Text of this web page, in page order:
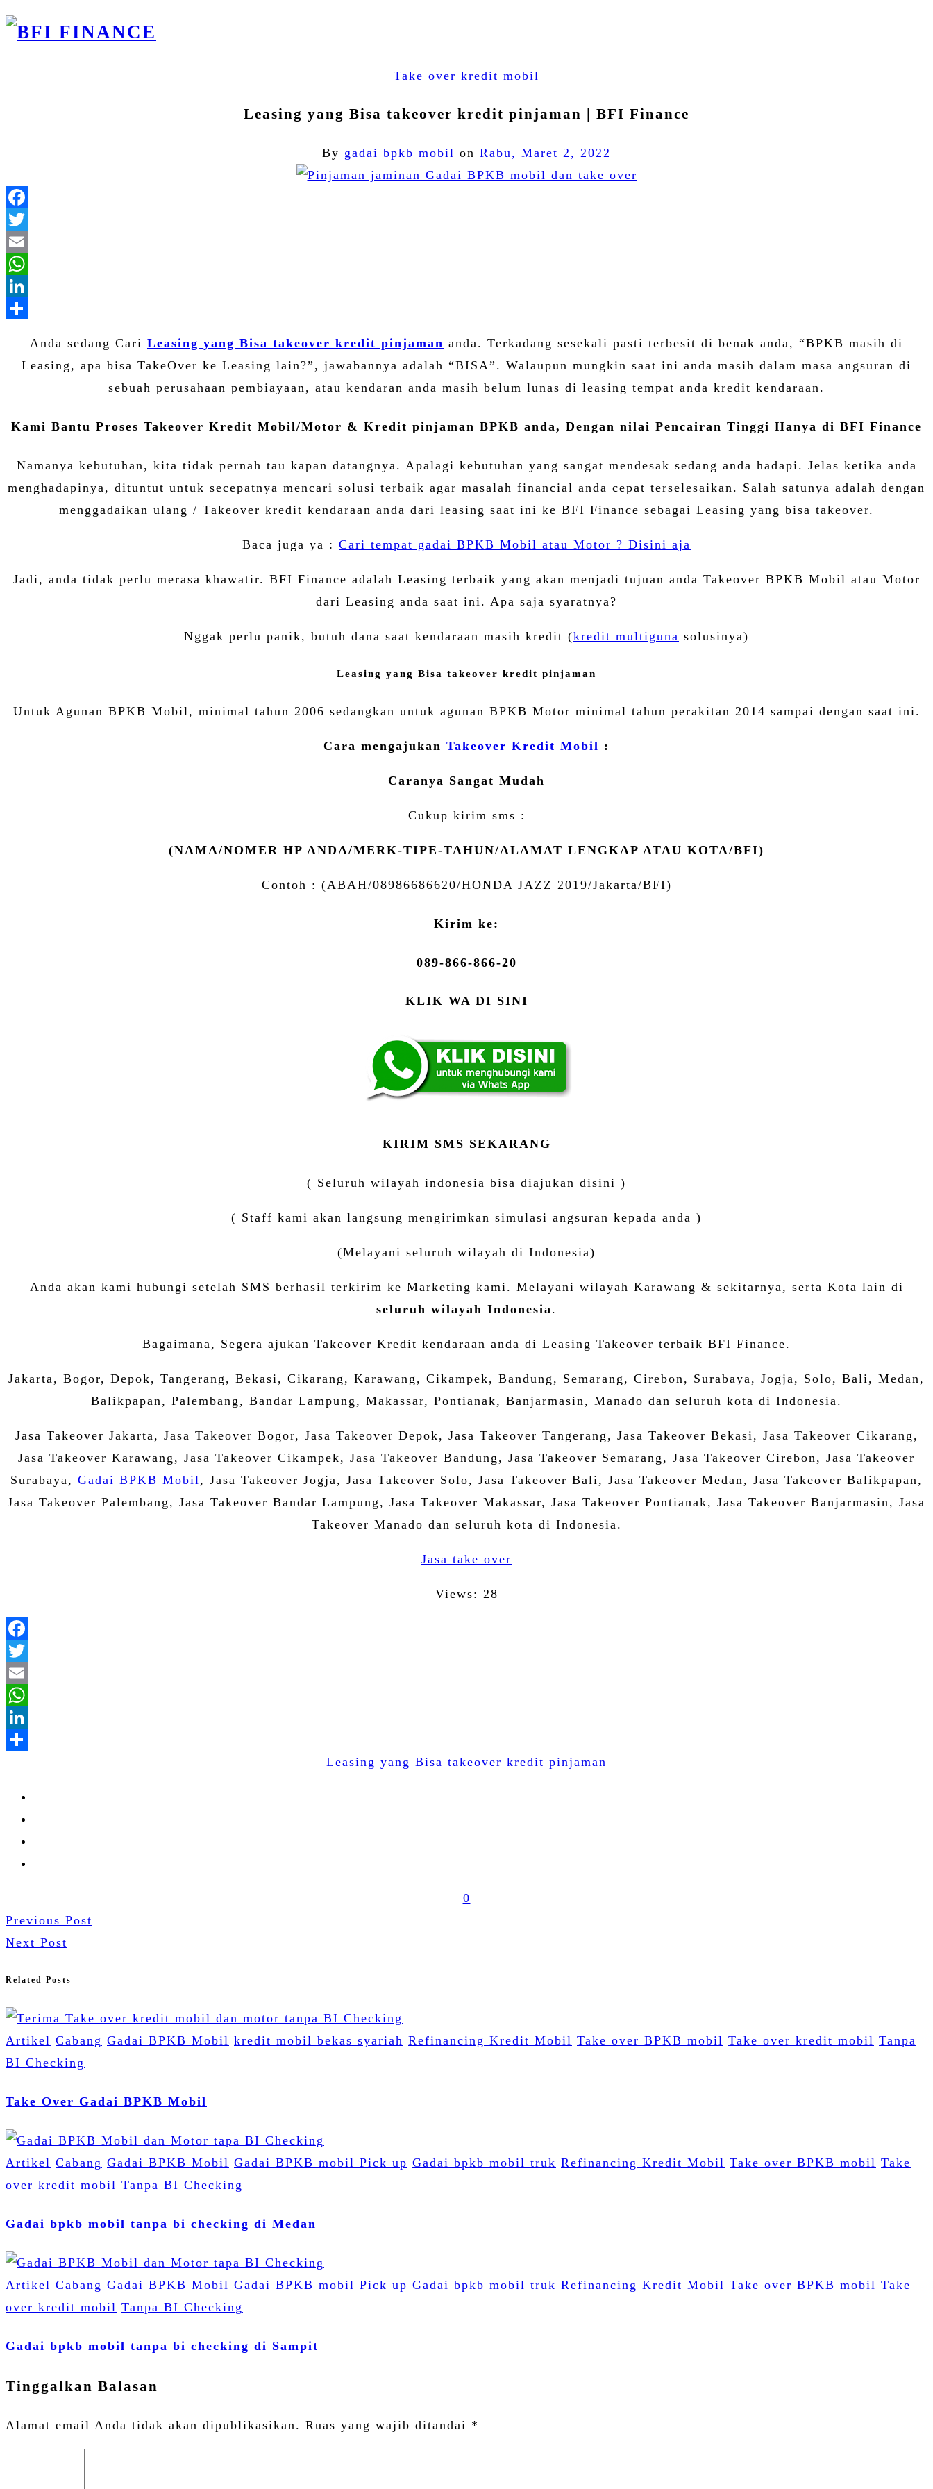
Take over kredit mobil
Leasing yang Bisa takeover kredit pinjaman | BFI Finance
By gadai bpkb mobil on Rabu, Maret 2, 2022
Anda sedang Cari Leasing yang Bisa takeover kredit pinjaman anda. Terkadang sesekali pasti terbesit di benak anda, “BPKB masih di
Leasing, apa bisa TakeOver ke Leasing lain?”, jawabannya adalah “BISA”. Walaupun mungkin saat ini anda masih dalam masa angsuran di
sebuah perusahaan pembiayaan, atau kendaran anda masih belum lunas di leasing tempat anda kredit kendaraan.
Kami Bantu Proses Takeover Kredit Mobil/Motor & Kredit pinjaman BPKB anda, Dengan nilai Pencairan Tinggi Hanya di BFI Finance
Namanya kebutuhan, kita tidak pernah tau kapan datangnya. Apalagi kebutuhan yang sangat mendesak sedang anda hadapi. Jelas ketika anda
menghadapinya, dituntut untuk secepatnya mencari solusi terbaik agar masalah financial anda cepat terselesaikan. Salah satunya adalah dengan
menggadaikan ulang / Takeover kredit kendaraan anda dari leasing saat ini ke BFI Finance sebagai Leasing yang bisa takeover.
Baca juga ya : Cari tempat gadai BPKB Mobil atau Motor ? Disini aja
Jadi, anda tidak perlu merasa khawatir. BFI Finance adalah Leasing terbaik yang akan menjadi tujuan anda Takeover BPKB Mobil atau Motor
dari Leasing anda saat ini. Apa saja syaratnya?
Nggak perlu panik, butuh dana saat kendaraan masih kredit (kredit multiguna solusinya)
Leasing yang Bisa takeover kredit pinjaman
Untuk Agunan BPKB Mobil, minimal tahun 2006 sedangkan untuk agunan BPKB Motor minimal tahun perakitan 2014 sampai dengan saat ini.
Cara mengajukan Takeover Kredit Mobil :
Caranya Sangat Mudah
Cukup kirim sms :
(NAMA/NOMER HP ANDA/MERK-TIPE-TAHUN/ALAMAT LENGKAP ATAU KOTA/BFI)
Contoh : (ABAH/08986686620/HONDA JAZZ 2019/Jakarta/BFI)
Kirim ke:
089-866-866-20
KLIK WA DI SINI
KIRIM SMS SEKARANG
( Seluruh wilayah indonesia bisa diajukan disini )
( Staff kami akan langsung mengirimkan simulasi angsuran kepada anda )
(Melayani seluruh wilayah di Indonesia)
Anda akan kami hubungi setelah SMS berhasil terkirim ke Marketing kami. Melayani wilayah Karawang & sekitarnya, serta Kota lain di
seluruh wilayah Indonesia.
Bagaimana, Segera ajukan Takeover Kredit kendaraan anda di Leasing Takeover terbaik BFI Finance.
Jakarta, Bogor, Depok, Tangerang, Bekasi, Cikarang, Karawang, Cikampek, Bandung, Semarang, Cirebon, Surabaya, Jogja, Solo, Bali, Medan,
Balikpapan, Palembang, Bandar Lampung, Makassar, Pontianak, Banjarmasin, Manado dan seluruh kota di Indonesia.
Jasa Takeover Jakarta, Jasa Takeover Bogor, Jasa Takeover Depok, Jasa Takeover Tangerang, Jasa Takeover Bekasi, Jasa Takeover Cikarang,
Jasa Takeover Karawang, Jasa Takeover Cikampek, Jasa Takeover Bandung, Jasa Takeover Semarang, Jasa Takeover Cirebon, Jasa Takeover
Surabaya, Gadai BPKB Mobil, Jasa Takeover Jogja, Jasa Takeover Solo, Jasa Takeover Bali, Jasa Takeover Medan, Jasa Takeover Balikpapan,
Jasa Takeover Palembang, Jasa Takeover Bandar Lampung, Jasa Takeover Makassar, Jasa Takeover Pontianak, Jasa Takeover Banjarmasin, Jasa
Takeover Manado dan seluruh kota di Indonesia.
Jasa take over
Views: 28
Share
Leasing yang Bisa takeover kredit pinjaman
0
Previous Post
Next Post
Related Posts
Artikel Cabang Gadai BPKB Mobil kredit mobil bekas syariah Refinancing Kredit Mobil Take over BPKB mobil Take over kredit mobil Tanpa
BI Checking
Take Over Gadai BPKB Mobil
Artikel Cabang Gadai BPKB Mobil Gadai BPKB mobil Pick up Gadai bpkb mobil truk Refinancing Kredit Mobil Take over BPKB mobil Take
over kredit mobil Tanpa BI Checking
Gadai bpkb mobil tanpa bi checking di Medan
Artikel Cabang Gadai BPKB Mobil Gadai BPKB mobil Pick up Gadai bpkb mobil truk Refinancing Kredit Mobil Take over BPKB mobil Take
over kredit mobil Tanpa BI Checking
Gadai bpkb mobil tanpa bi checking di Sampit
Tinggalkan Balasan
Alamat email Anda tidak akan dipublikasikan. Ruas yang wajib ditandai *